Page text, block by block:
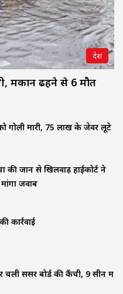
देश
मकान ढहने से 6 मौत
को गोली मारी, 75 लाख के जेवर लूटे
की जान से खिलवाड़ हाईकोर्ट ने
जवाब
कार्रवाई
सेंसर बोर्ड की कैंची, 9 सीन में